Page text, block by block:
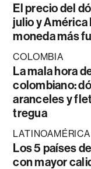
El precio del
julio y América
moneda más
COLOMBIA
La mala hora
colombiano:
aranceles y
tregua
LATINOAMÉRICA
Los 5 países
con mayor